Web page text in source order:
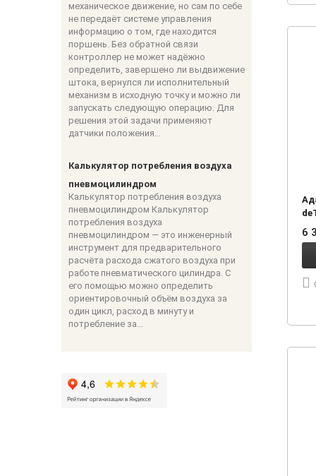
механическое движение, но сам по себе
не передаёт системе управления
информацию о том, где находится
поршень. Без обратной связи
контроллер не может надёжно
определить, завершено ли выдвижение
штока, вернулся ли исполнительный
механизм в исходную точку и можно ли
запускать следующую операцию. Для
решения этой задачи применяют
датчики положения...
Калькулятор потребления воздуха
пневмоцилиндром
Калькулятор потребления воздуха
пневмоцилиндром Калькулятор
потребления воздуха
пневмоцилиндром — это инженерный
инструмент для предварительного
расчёта расхода сжатого воздуха при
работе пневматического цилиндра. С
его помощью можно определить
ориентировочный объём воздуха за
один цикл, расход в минуту и
потребление за...
6